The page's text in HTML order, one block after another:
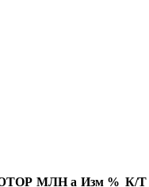
МЛНa Изм % К/Т